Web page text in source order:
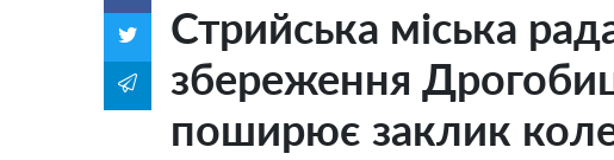
Стрийська міська
збереження
поширює заклик